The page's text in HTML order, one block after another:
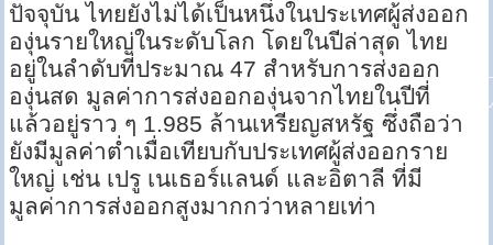
ปัจจุบัน ไทยยังไม่ได้เป็นหนึ่งในประเทศผู้ส่งออก
องุ่นรายใหญ่ในระดับโลก โดยในปีล่าสุด ไทย
อยู่ในลำดับที่ประมาณ 47 สำหรับการส่งออก
องุ่นสด มูลค่าการส่งออกองุ่นจากไทยในปีที่
แล้วอยู่ราว ๆ 1.985 ล้านเหรียญสหรัฐ ซึ่งถือว่า
ยังมีมูลค่าต่ำเมื่อเทียบกับประเทศผู้ส่งออกราย
ใหญ่ เช่น เปรู เนเธอร์แลนด์ และอิตาลี ที่มี
มูลค่าการส่งออกสูงมากกว่าหลายเท่า